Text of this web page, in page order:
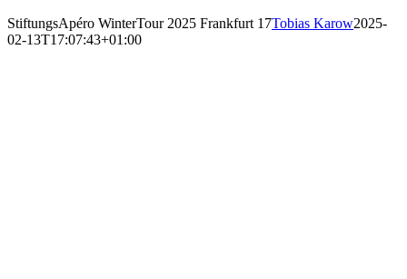
StiftungsApéro WinterTour 2025 Frankfurt 17Tobias Karow2025-
02-13T17:07:43+01:00